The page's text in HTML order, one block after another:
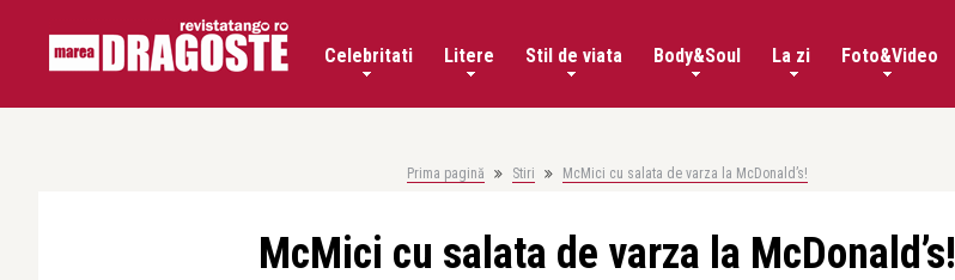
Celebritati Litere Stil de viata Body&Soul La zi Foto&Video
Prima pagină Stiri McMici cu salata de varza la McDonald’s!
McMici cu salata de varza la McDonald’s!